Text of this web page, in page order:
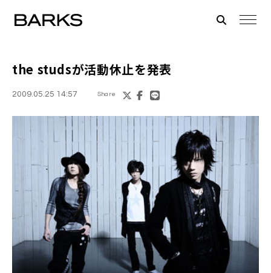
the studsが活動休止を発表
2009.05.25 14:57 Share